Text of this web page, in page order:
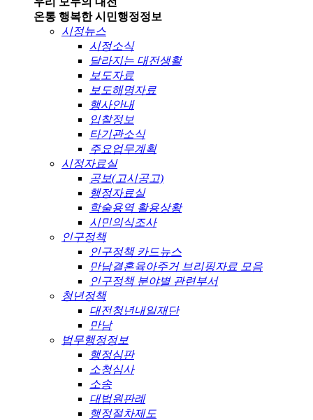
온통 행복한 시민행정정보
시정뉴스
시정소식
달라지는 대전생활
보도자료
보도해명자료
행사안내
입찰정보
타기관소식
주요업무계획
시정자료실
공보(고시공고)
행정자료실
학술용역 활용상황
시민의식조사
인구정책
인구정책 카드뉴스
만남결혼육아주거 브리핑자료 모음
인구정책 분야별 관련부서
청년정책
대전청년내일재단
만남
법무행정정보
행정심판
소청심사
소송
대법원판례
행정절차제도